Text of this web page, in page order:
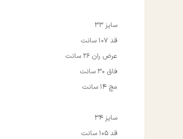
سایز 33
قد 107 سانت
عرض ران 26 سانت
فاق 30 سانت
مچ 14 سانت
سایز 34
قد 105 سانت